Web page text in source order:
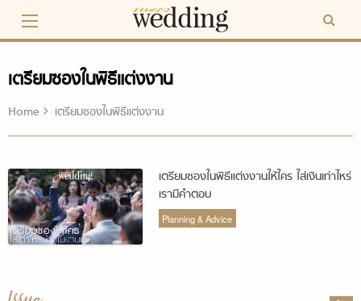
content
เตรียมซองในพิธีแต่งงาน
Home เตรียมซองในพิธีแต่งงาน
เตรียมซองในพิธีแต่งงานให้ใคร ใส่เงินเท่าไหร่
เรามีคำตอบ
Planning & Advice